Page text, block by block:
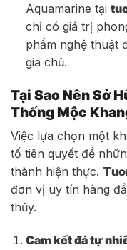
Aquamarine tại
chỉ có giá trị
phẩm nghệ thuật
gia chủ.
Tại Sao Nên Sở
Thống Mộc
Việc lựa chọn một
tố tiên quyết để
thành hiện thực. T
đơn vị uy tín hàng
thủy.
Cam kết đá tự